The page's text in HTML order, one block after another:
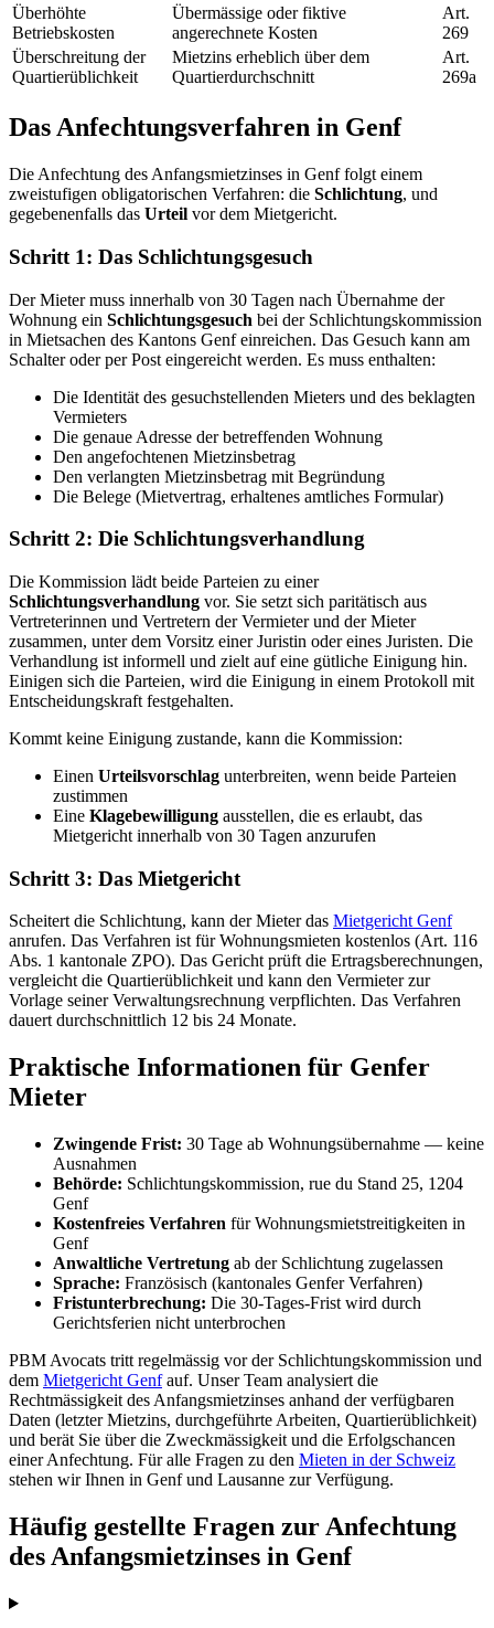
Überhöhte
Betriebskosten
Übermässige oder fiktive
angerechnete Kosten
Art.
269
Überschreitung der
Quartierüblichkeit
Mietzins erheblich über dem
Quartierdurchschnitt
Art.
269a
Das Anfechtungsverfahren in Genf
Die Anfechtung des Anfangsmietzinses in Genf folgt einem
zweistufigen obligatorischen Verfahren: die Schlichtung, und
gegebenenfalls das Urteil vor dem Mietgericht.
Schritt 1: Das Schlichtungsgesuch
Der Mieter muss innerhalb von 30 Tagen nach Übernahme der
Wohnung ein Schlichtungsgesuch bei der Schlichtungskommission
in Mietsachen des Kantons Genf einreichen. Das Gesuch kann am
Schalter oder per Post eingereicht werden. Es muss enthalten:
Die Identität des gesuchstellenden Mieters und des beklagten
Vermieters
Die genaue Adresse der betreffenden Wohnung
Den angefochtenen Mietzinsbetrag
Den verlangten Mietzinsbetrag mit Begründung
Die Belege (Mietvertrag, erhaltenes amtliches Formular)
Schritt 2: Die Schlichtungsverhandlung
Die Kommission lädt beide Parteien zu einer
Schlichtungsverhandlung vor. Sie setzt sich paritätisch aus
Vertreterinnen und Vertretern der Vermieter und der Mieter
zusammen, unter dem Vorsitz einer Juristin oder eines Juristen. Die
Verhandlung ist informell und zielt auf eine gütliche Einigung hin.
Einigen sich die Parteien, wird die Einigung in einem Protokoll mit
Entscheidungskraft festgehalten.
Kommt keine Einigung zustande, kann die Kommission:
Einen Urteilsvorschlag unterbreiten, wenn beide Parteien
zustimmen
Eine Klagebewilligung ausstellen, die es erlaubt, das
Mietgericht innerhalb von 30 Tagen anzurufen
Schritt 3: Das Mietgericht
Scheitert die Schlichtung, kann der Mieter das Mietgericht Genf
anrufen. Das Verfahren ist für Wohnungsmieten kostenlos (Art. 116
Abs. 1 kantonale ZPO). Das Gericht prüft die Ertragsberechnungen,
vergleicht die Quartierüblichkeit und kann den Vermieter zur
Vorlage seiner Verwaltungsrechnung verpflichten. Das Verfahren
dauert durchschnittlich 12 bis 24 Monate.
Praktische Informationen für Genfer
Mieter
Zwingende Frist: 30 Tage ab Wohnungsübernahme — keine
Ausnahmen
Behörde: Schlichtungskommission, rue du Stand 25, 1204
Genf
Kostenfreies Verfahren für Wohnungsmietstreitigkeiten in
Genf
Anwaltliche Vertretung ab der Schlichtung zugelassen
Sprache: Französisch (kantonales Genfer Verfahren)
Fristunterbrechung: Die 30-Tages-Frist wird durch
Gerichtsferien nicht unterbrochen
PBM Avocats tritt regelmässig vor der Schlichtungskommission und
dem Mietgericht Genfauf. Unser Team analysiert die
Rechtmässigkeit des Anfangsmietzinses anhand der verfügbaren
Daten (letzter Mietzins, durchgeführte Arbeiten, Quartierüblichkeit)
und berät Sie über die Zweckmässigkeit und die Erfolgschancen
einer Anfechtung. Für alle Fragen zu den Mieten in der Schweiz
stehen wir Ihnen in Genf und Lausanne zur Verfügung.
Häufig gestellte Fragen zur Anfechtung
des Anfangsmietzinses in Genf